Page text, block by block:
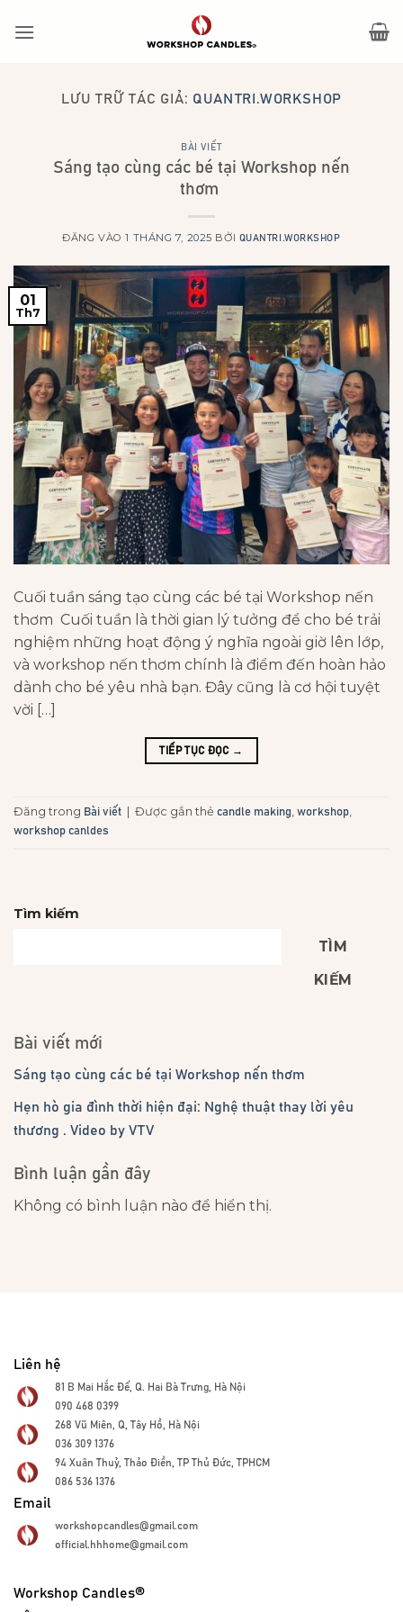
qua
LƯU TRỮ TÁC GIẢ: QUANTRI.WORKSHOP
BÀI VIẾT
Sáng tạo cùng các bé tại Workshop nến
thơm
ĐĂNG VÀO1 THÁNG 7, 2025 BỞI QUANTRI.WORKSHOP
01
Th7
Cuối tuần sáng tạo cùng các bé tại Workshop nến
thơm Cuối tuần là thời gian lý tưởng để cho bé trải
nghiệm những hoạt động ý nghĩa ngoài giờ lên lớp,
và workshop nến thơm chính là điểm đến hoàn hảo
dành cho bé yêu nhà bạn. Đây cũng là cơ hội tuyệt
vời […]
TIẾP TỤC ĐỌC →
Đăng trong Bài viết Được gắn thẻ candle making workshop
workshop canldes
Tìm kiếm
TÌM
KIẾM
Bài viết mới
Sáng tạo cùng các bé tại Workshop nến thơm
Hẹn hò gia đình thời hiện đại: Nghệ thuật thay lời yêu
thương . Video by VTV
Bình luận gần đây
Không có bình luận nào để hiển thị.
Liên hệ
81 B Mai Hắc Đế, Q. Hai Bà Trưng, Hà Nội
090 468 0399
268 Vũ Miên, Q, Tây Hồ, Hà Nội
036 309 1376
94 Xuân Thuỷ, Thảo Điền, TP Thủ Đức, TPHCM
086 536 1376
Email
workshopcandles@gmail.com
official.hhhome@gmail.com
Workshop Candles®